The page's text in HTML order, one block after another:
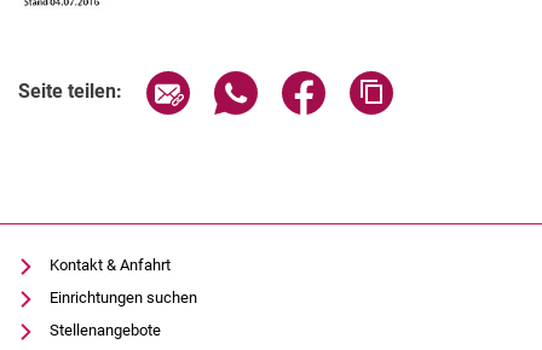
Seite teilen: Seite über E-Mail teilen
Seite über WhatsApp teilen
Seite über Facebook
Kontakt & Anfahrt
Einrichtungen suchen
Stellenangebote